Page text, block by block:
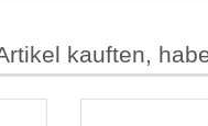
kauften,